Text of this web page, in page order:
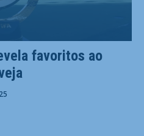
favoritos ao